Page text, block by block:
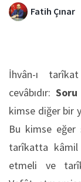
Fatih Çınar
İhvân-ı
cevâbıdır:
kimse diğer bir
Bu kimse
tarîkatta kâmil
etmeli ve